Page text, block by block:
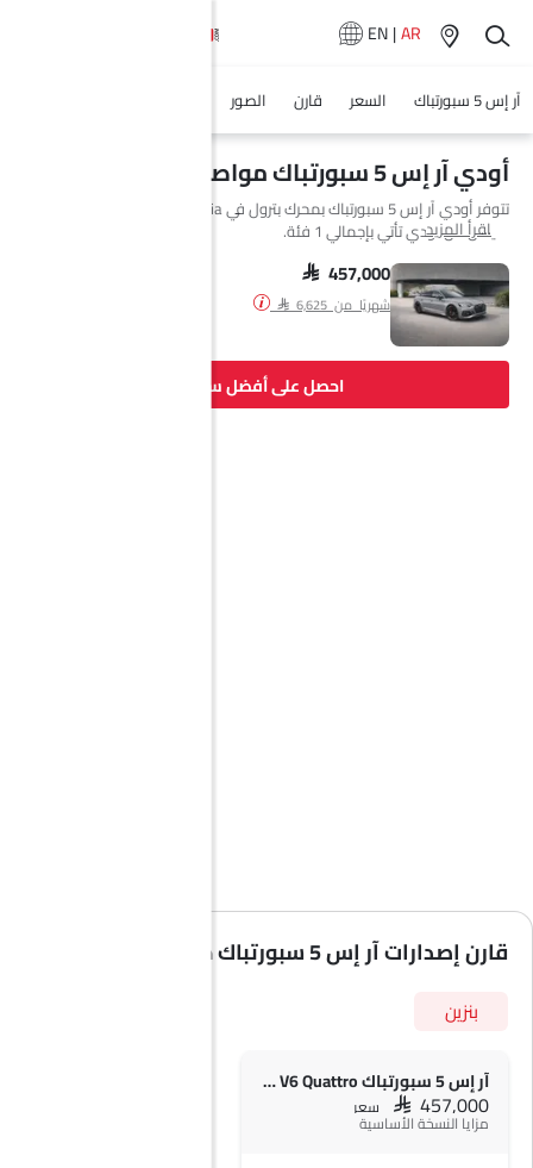
EN|AR
آر إس 5 سبورتباك السعر قارن الصور
أودي آر إس 5 سبورتباك مواصفات
سيدان من أودي تأتي بإجمالي 1 فئة.
اقرأ المزيد
SAR 457,000
شهريًا من SAR 6,625
احصل على أفضل سعر
قارن إصدارات آر إس 5 سبورتباك حسب المواصفات
بنزين
آر إس 5 سبورتباك 2.9L TFSI V6 Quattro
SAR 457,000 سعر
مزايا النسخة الأساسية